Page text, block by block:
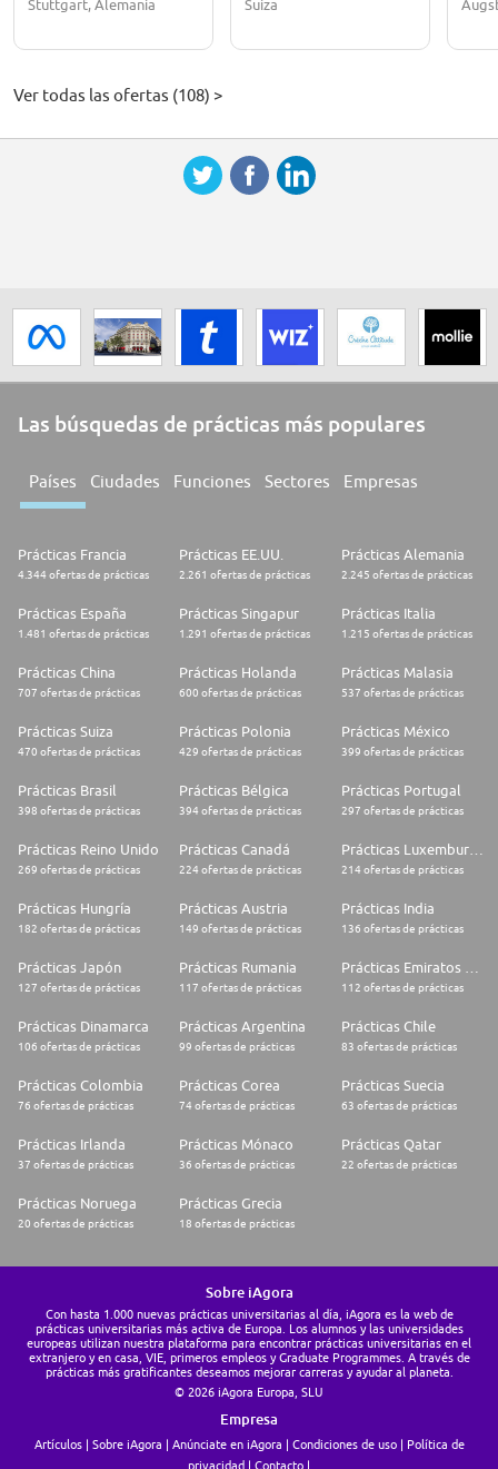
Stuttgart, Alemania
Suiza
Ver todas las ofertas (108) >
Las búsquedas de prácticas más populares
Países Ciudades Funciones Sectores Empresas
Prácticas Francia
4.344 ofertas de prácticas
Prácticas EE.UU.
2.261 ofertas de prácticas
Prácticas Alemania
2.245 ofertas de prácticas
Prácticas España
1.481 ofertas de prácticas
Prácticas Singapur
1.291 ofertas de prácticas
Prácticas Italia
1.215 ofertas de prácticas
Prácticas China
707 ofertas de prácticas
Prácticas Holanda
600 ofertas de prácticas
Prácticas Malasia
537 ofertas de prácticas
Prácticas Suiza
470 ofertas de prácticas
Prácticas Polonia
429 ofertas de prácticas
Prácticas México
399 ofertas de prácticas
Prácticas Brasil
398 ofertas de prácticas
Prácticas Bélgica
394 ofertas de prácticas
Prácticas Portugal
297 ofertas de prácticas
Prácticas Reino Unido
269 ofertas de prácticas
Prácticas Canadá
224 ofertas de prácticas
Prácticas Luxemburgo
214 ofertas de prácticas
Prácticas Hungría
182 ofertas de prácticas
Prácticas Austria
149 ofertas de prácticas
Prácticas India
136 ofertas de prácticas
Prácticas Japón
127 ofertas de prácticas
Prácticas Rumania
117 ofertas de prácticas 112 ofertas de prácticas
Prácticas Dinamarca
106 ofertas de prácticas
Prácticas Argentina
99 ofertas de prácticas
Prácticas Chile
83 ofertas de prácticas
Prácticas Colombia
76 ofertas de prácticas
Prácticas Corea
74 ofertas de prácticas
Prácticas Suecia
63 ofertas de prácticas
Prácticas Irlanda
37 ofertas de prácticas
Prácticas Mónaco
36 ofertas de prácticas
Prácticas Qatar
22 ofertas de prácticas
Prácticas Noruega
20 ofertas de prácticas
Prácticas Grecia
18 ofertas de prácticas
Sobre iAgora
Con hasta 1.000 nuevas prácticas universitarias al día, iAgora es la web de
prácticas universitarias más activa de Europa. Los alumnos y las universidades
europeas utilizan nuestra plataforma para encontrar prácticas universitarias en el
extranjero y en casa, VIE, primeros empleos y Graduate Programmes. A través de
prácticas más gratificantes deseamos mejorar carreras y ayudar al planeta.
© 2026 iAgora Europa, SLU
Empresa
Artículos Sobre iAgora Anúnciate en iAgora Condiciones de uso
Política de
privacidad
Contacto